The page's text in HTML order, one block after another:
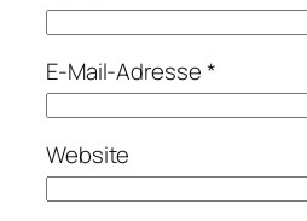
E-Mail-Adresse*
Website